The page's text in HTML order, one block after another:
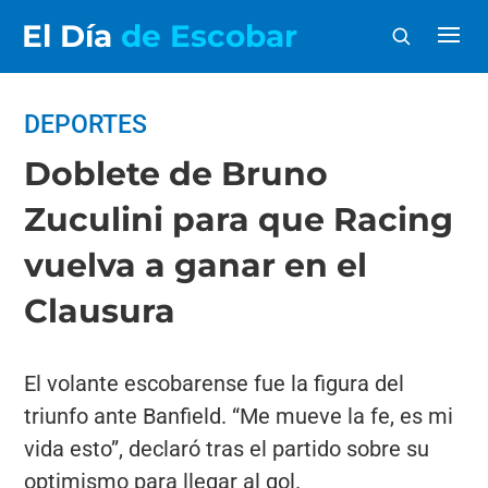
El Día de Escobar
DEPORTES
Doblete de Bruno
Zuculini para que Racing
vuelva a ganar en el
Clausura
El volante escobarense fue la figura del
triunfo ante Banfield. “Me mueve la fe, es mi
vida esto”, declaró tras el partido sobre su
optimismo para llegar al gol.